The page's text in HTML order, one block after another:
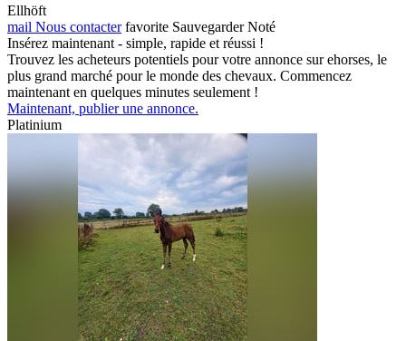
Ellhöft
mail Nous contacter favorite Sauvegarder Noté
Insérez maintenant - simple, rapide et réussi !
Trouvez les acheteurs potentiels pour votre annonce sur ehorses, le
plus grand marché pour le monde des chevaux. Commencez
maintenant en quelques minutes seulement !
Maintenant, publier une annonce.
Platinium